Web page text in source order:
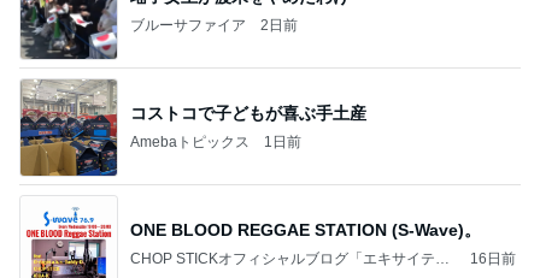
ブルーサファイア 2日前
コストコで子どもが喜ぶ手土産
Amebaトピックス 1日前
ONE BLOOD REGGAE STATION (S-Wave)。
CHOP STICKオフィシャルブログ「エキサイティ
16日前